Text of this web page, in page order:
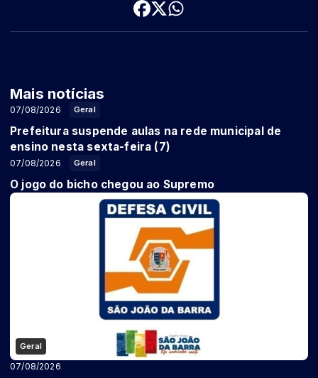
Mais notícias
Geral
07/08/2026
Prefeitura suspende aulas na rede municipal de
ensino nesta sexta-feira (7)
Geral
07/08/2026
O jogo do bicho chegou ao Supremo
Geral
07/08/2026